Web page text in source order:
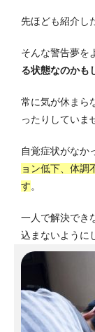
先ほども紹介し
そんな警告夢を
る状態なのかも
常に気が休まら
ったりしていま
自覚症状がなか
ョン低下、体調
す。
一人で解決でき
込まないように